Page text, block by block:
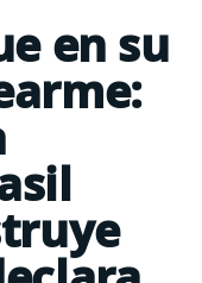
en su